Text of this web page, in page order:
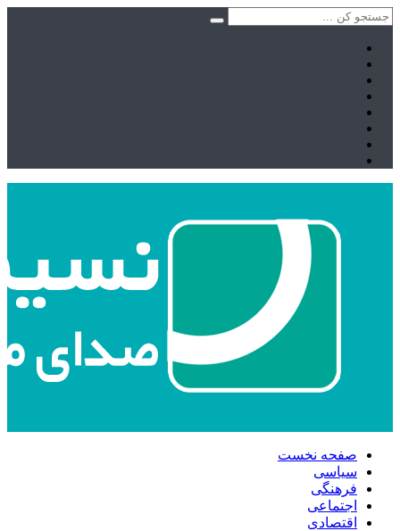
صفحه نخست
سیاسی
فرهنگی
اجتماعی
اقتصادی